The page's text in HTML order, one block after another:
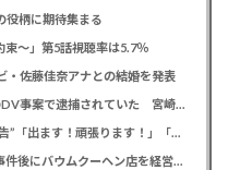
柄に期待集まる
～」第5話視聴率は5.7％
・佐藤佳奈アナとの結婚を発表
元EXILE黒木啓司 妻・宮崎麗果被告へのDV事案で逮捕されていた 宮崎は全身打撲、頭部裂傷及び打撲、頸部損傷の怪我
西川貴教 今夜放送「Mステ」に向け“予告”「出ます！頑張ります！」「恐らくアレも着ます！」
斉藤慎二被告から性的暴行被害の女性 事件後にバウムクーヘン店を経営やTikTokでライブ配信する姿に「言葉にできない悔しさと怒り」